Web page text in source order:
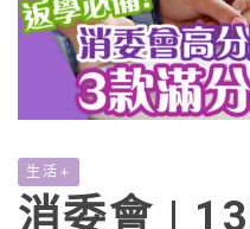
生活+
消委會 |